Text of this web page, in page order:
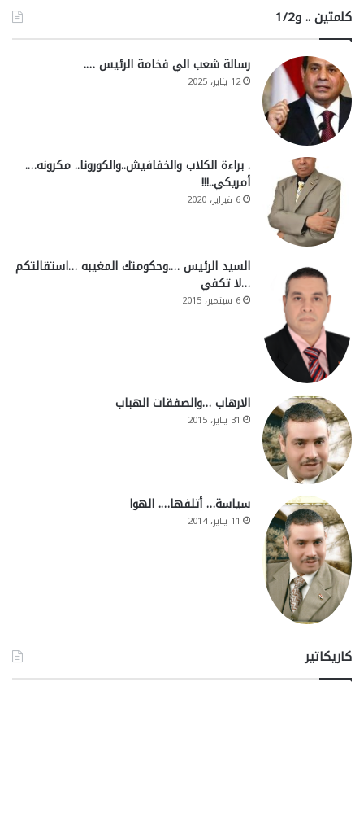
كلمتين .. و1/2
رسالة شعب الي فخامة الرئيس ….
12 يناير، 2025
. براءة الكلاب والخفافيش..والكورونا.. مكرونه….
أمريكي..!!!
6 فبراير، 2020
السيد الرئيس ….وحكومتك المغيبه …استقالتكم
…لا تكفي
6 سبتمبر، 2015
الارهاب …والصفقات الهباب
31 يناير، 2015
سياسة… أتلفها…. الهوا
11 يناير، 2014
كاريكاتير